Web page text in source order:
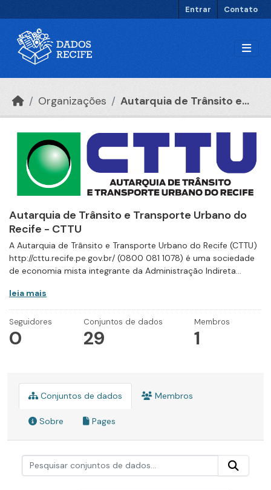
Entrar Contato
Organizações Autarquia de Trânsito e...
Autarquia de Trânsito e Transporte Urbano do
Recife - CTTU
A Autarquia de Trânsito e Transporte Urbano do Recife (CTTU)
http://cttu.recife.pe.gov.br/ (0800 081 1078) é uma sociedade
de economia mista integrante da Administração Indireta...
leia mais
Seguidores
0
Conjuntos de dados
29
Membros
1
Conjuntos de dados Membros
Sobre Pages